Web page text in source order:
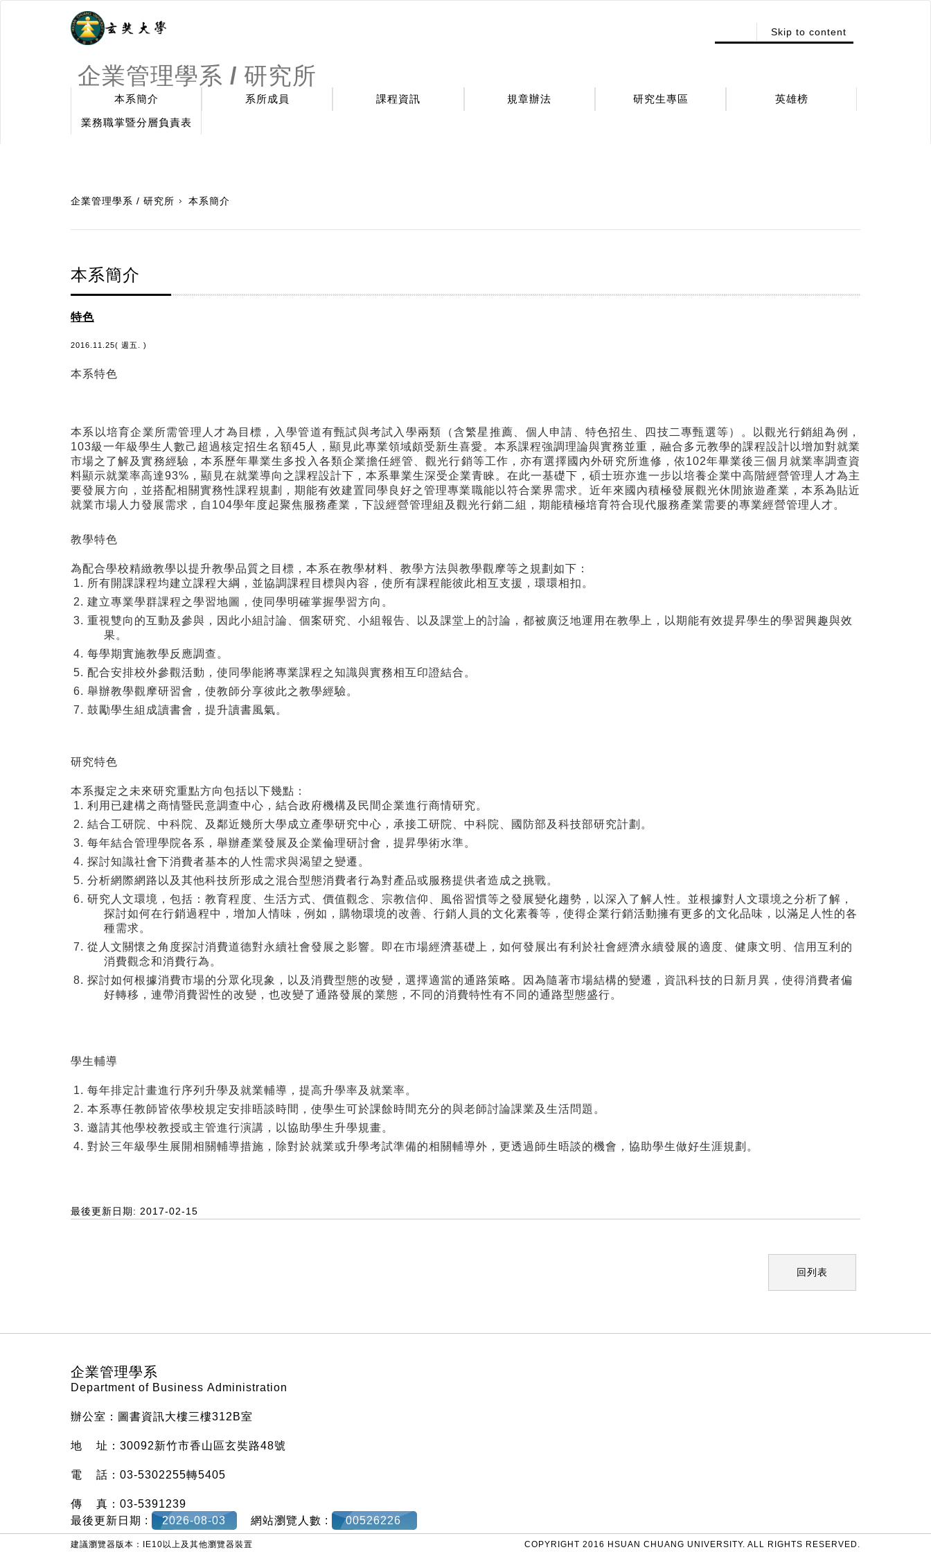
企業管理學系 / 研究所
Skip to content
本系簡介 系所成員 課程資訊 規章辦法 研究生專區
英雄榜
業務職掌暨分層負責表
企業管理學系 / 研究所 本系簡介
本系簡介
特色
2016.11.25( 週五. )
本系特色
本系以培育企業所需管理人才為目標，入學管道有甄試與考試入學兩類（含繁星推薦、個人申請、特色招生、四技二專甄選等）。以觀光行銷組為例，
103級一年級學生人數己超過核定招生名額45人，顯見此專業領域頗受新生喜愛。本系課程強調理論與實務並重，融合多元教學的課程設計以增加對就業
市場之了解及實務經驗，本系歷年畢業生多投入各類企業擔任經管、觀光行銷等工作，亦有選擇國內外研究所進修，依102年畢業後三個月就業率調查資
料顯示就業率高達93%，顯見在就業導向之課程設計下，本系畢業生深受企業青睞。在此一基礎下，碩士班亦進一步以培養企業中高階經營管理人才為主
要發展方向，並搭配相關實務性課程規劃，期能有效建置同學良好之管理專業職能以符合業界需求。近年來國內積極發展觀光休閒旅遊產業，本系為貼近
就業市場人力發展需求，自104學年度起聚焦服務產業，下設經營管理組及觀光行銷二組，期能積極培育符合現代服務產業需要的專業經營管理人才。
教學特色
為配合學校精緻教學以提升教學品質之目標，本系在教學材料、教學方法與教學觀摩等之規劃如下：
所有開課課程均建立課程大綱，並協調課程目標與內容，使所有課程能彼此相互支援，環環相扣。
建立專業學群課程之學習地圖，使同學明確掌握學習方向。
重視雙向的互動及參與，因此小組討論、個案研究、小組報告、以及課堂上的討論，都被廣泛地運用在教學上，以期能有效提昇學生的學習興趣與效
果。
每學期實施教學反應調查。
配合安排校外參觀活動，使同學能將專業課程之知識與實務相互印證結合。
舉辦教學觀摩研習會，使教師分享彼此之教學經驗。
鼓勵學生組成讀書會，提升讀書風氣。
研究特色
本系擬定之未來研究重點方向包括以下幾點：
利用已建構之商情暨民意調查中心，結合政府機構及民間企業進行商情研究。
結合工研院、中科院、及鄰近幾所大學成立產學研究中心，承接工研院、中科院、國防部及科技部研究計劃。
每年結合管理學院各系，舉辦產業發展及企業倫理研討會，提昇學術水準。
探討知識社會下消費者基本的人性需求與渴望之變遷。
分析網際網路以及其他科技所形成之混合型態消費者行為對產品或服務提供者造成之挑戰。
研究人文環境，包括：教育程度、生活方式、價值觀念、宗教信仰、風俗習慣等之發展變化趨勢，以深入了解人性。並根據對人文環境之分析了解，
探討如何在行銷過程中，增加人情味，例如，購物環境的改善、行銷人員的文化素養等，使得企業行銷活動擁有更多的文化品味，以滿足人性的各
種需求。
從人文關懷之角度探討消費道德對永續社會發展之影響。即在市場經濟基礎上，如何發展出有利於社會經濟永續發展的適度、健康文明、信用互利的
消費觀念和消費行為。
探討如何根據消費市場的分眾化現象，以及消費型態的改變，選擇適當的通路策略。因為隨著市場結構的變遷，資訊科技的日新月異，使得消費者偏
好轉移，連帶消費習性的改變，也改變了通路發展的業態，不同的消費特性有不同的通路型態盛行。
學生輔導
每年排定計畫進行序列升學及就業輔導，提高升學率及就業率。
本系專任教師皆依學校規定安排晤談時間，使學生可於課餘時間充分的與老師討論課業及生活問題。
邀請其他學校教授或主管進行演講，以協助學生升學規畫。
對於三年級學生展開相關輔導措施，除對於就業或升學考試準備的相關輔導外，更透過師生晤談的機會，協助學生做好生涯規劃。
最後更新日期: 2017-02-15
回列表
企業管理學系
Department of Business Administration
辦公室：圖書資訊大樓三樓312B室
地 址：30092新竹市香山區玄奘路48號
電 話：03-5302255轉5405
傳 真：03-5391239
最後更新日期 :
2026-08-03 網站瀏覽人數 : 00526226
建議瀏覽器版本：IE10以上及其他瀏覽器裝置 COPYRIGHT 2016 HSUAN CHUANG UNIVERSITY. ALL RIGHTS RESERVED.